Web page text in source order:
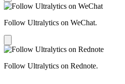
Follow Ultralytics on WeChat.
Follow Ultralytics on Rednote.